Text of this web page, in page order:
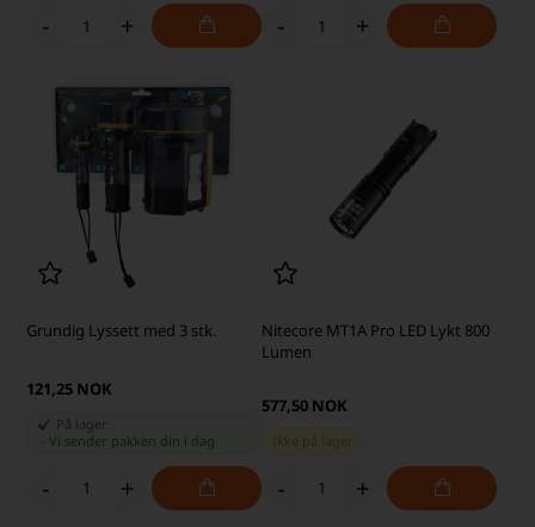
- + - +
Grundig Lyssett med 3 stk.
121,25 NOK
På lager
-Vi sender pakken din i dag
- +
Nitecore MT1A Pro LED Lykt 800
Lumen
577,50 NOK
Ikke på lager
- +